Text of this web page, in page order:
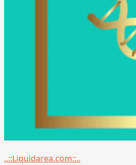
Menu
..::Liquidarea.com::..